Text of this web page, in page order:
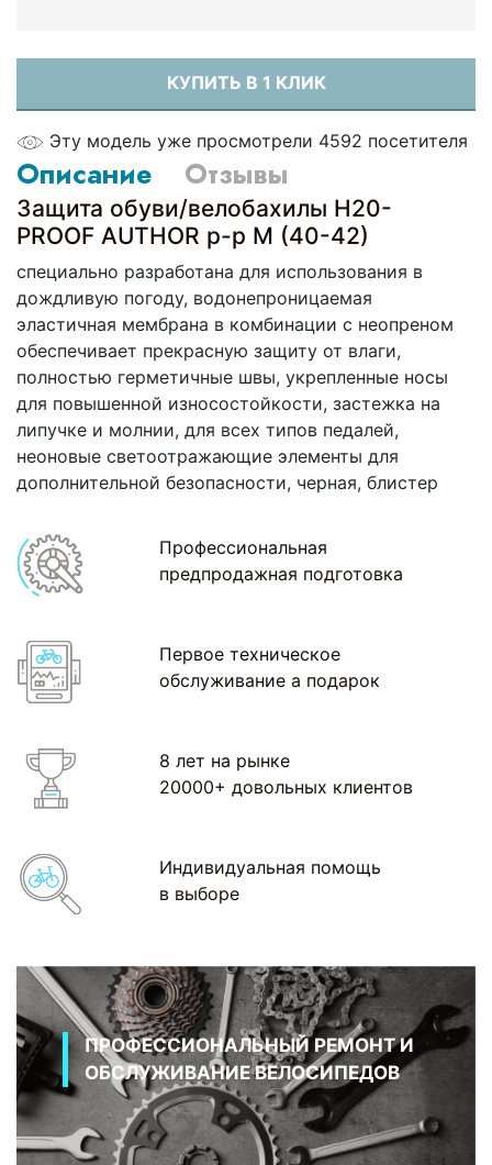
КУПИТЬ В 1 КЛИК
Эту модель уже просмотрели 4592 посетителя
Описание Отзывы
Защита обуви/велобахилы H20-
PROOF AUTHOR р-р M (40-42)
специально разработана для использования в
дождливую погоду, водонепроницаемая
эластичная мембрана в комбинации с неопреном
обеспечивает прекрасную защиту от влаги,
полностью герметичные швы, укрепленные носы
для повышенной износостойкости, застежка на
липучке и молнии, для всех типов педалей,
неоновые светоотражающие элементы для
дополнительной безопасности, черная, блистер
Профессиональная
предпродажная подготовка
Первое техническое
обслуживание а подарок
8 лет на рынке
20000+ довольных клиентов
Индивидуальная помощь
в выборе
ПРОФЕССИОНАЛЬНЫЙ РЕМОНТ И
ОБСЛУЖИВАНИЕ ВЕЛОСИПЕДОВ